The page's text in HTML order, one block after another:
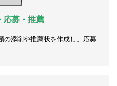
応募・推薦
の添削や推薦状を作成し、応募